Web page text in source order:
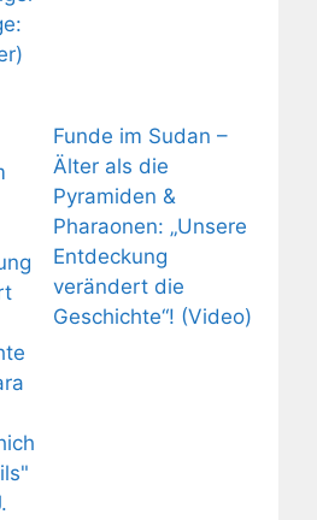
Funde im Sudan –
Älter als die
Pyramiden &
Pharaonen: „Unsere
Entdeckung
verändert die
Geschichte“! (Video)